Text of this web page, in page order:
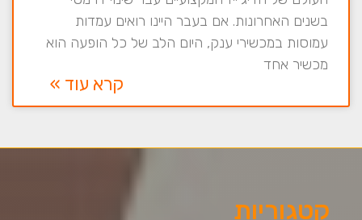
בשנים האחרונות. אם בעבר היינו רואים עמדות
עמוסות במכשירי ענק, היום הלב של כל הופעה הוא
מכשיר אחד
קרא עוד »
קטגוריות